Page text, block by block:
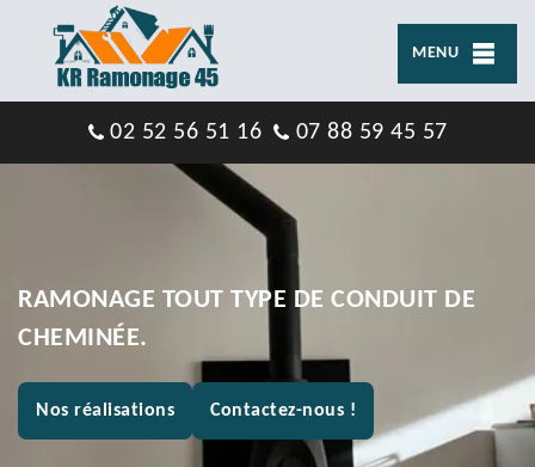
MENU
02 52 56 51 16 07 88 59 45 57
RAMONAGE TOUT TYPE DE CONDUIT DE
CHEMINÉE.
Nos réalisations Contactez-nous !